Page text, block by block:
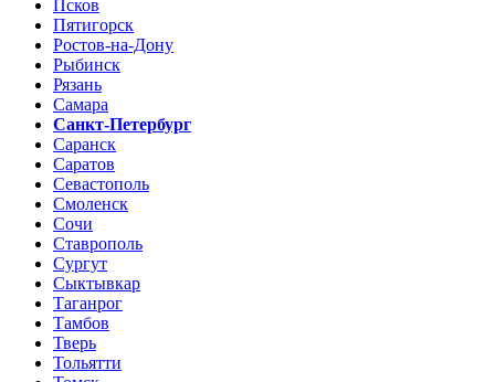
Псков
Пятигорск
Ростов-на-Дону
Рыбинск
Рязань
Самара
Санкт-Петербург
Саранск
Саратов
Севастополь
Смоленск
Сочи
Ставрополь
Сургут
Сыктывкар
Таганрог
Тамбов
Тверь
Тольятти